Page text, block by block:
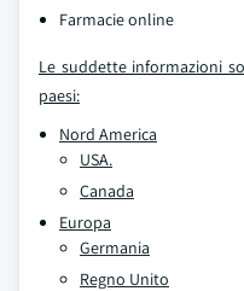
Farmacie online
Le suddette informazioni
paesi:
Nord America
USA.
Canada
Europa
Germania
Regno Unito